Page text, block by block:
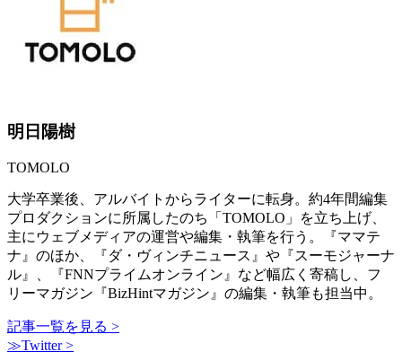
明日陽樹
TOMOLO
大学卒業後、アルバイトからライターに転身。約4年間編集
プロダクションに所属したのち「TOMOLO」を立ち上げ、
主にウェブメディアの運営や編集・執筆を行う。『ママテ
ナ』のほか、『ダ・ヴィンチニュース』や『スーモジャーナ
ル』、『FNNプライムオンライン』など幅広く寄稿し、フ
リーマガジン『BizHintマガジン』の編集・執筆も担当中。
記事一覧を見る >
≫Twitter >